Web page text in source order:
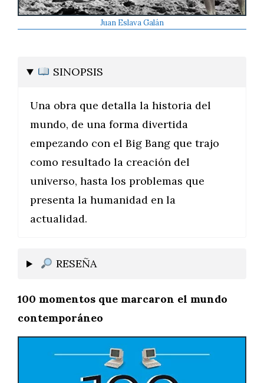
Juan Eslava Galán
SINOPSIS
Una obra que detalla la historia del
mundo, de una forma divertida
empezando con el Big Bang que trajo
como resultado la creación del
universo, hasta los problemas que
presenta la humanidad en la
actualidad.
RESEÑA
100 momentos que marcaron el mundo
contemporáneo